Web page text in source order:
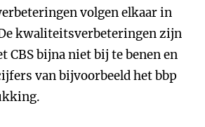
volgen elkaar in
kwaliteitsverbeteringen zijn
CBS bijna niet bij te benen en
van bijvoorbeeld het bbp